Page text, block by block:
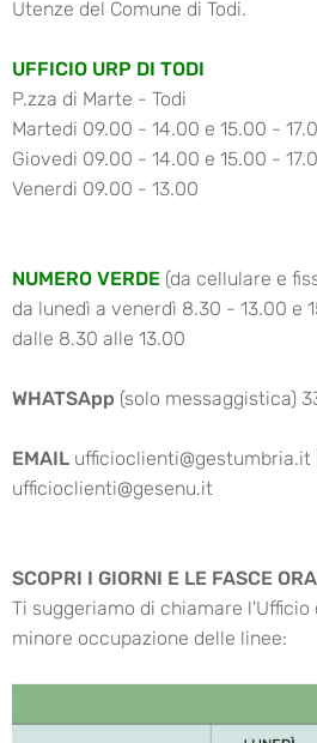
Utenze del Comune di Todi.
UFFICIO URP DI TODI
P.zza di Marte - Todi
Martedi 09.00 - 14.00 e 15.00 -
Giovedi 09.00 - 14.00 e 15.00 -
Venerdi 09.00 - 13.00
NUMERO VERDE (da cellulare e
da lunedì a venerdì 8.30 - 13.00 e
dalle 8.30 alle 13.00
WHATSApp (solo messaggistica)
EMAIL ufficioclienti@gestumbria.it |
ufficioclienti@gesenu.it
SCOPRI I GIORNI E LE FASCE
Ti suggeriamo di chiamare l'Ufficio
minore occupazione delle linee: